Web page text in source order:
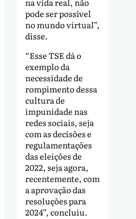
pode ser possível
no mundo virtual”,
disse.
“Esse TSE dá o
exemplo da
necessidade de
rompimento dessa
cultura de
impunidade nas
redes sociais, seja
com as decisões e
regulamentações
das eleições de
2022, seja agora,
recentemente, com
a aprovação das
resoluções para
2024”, concluiu.